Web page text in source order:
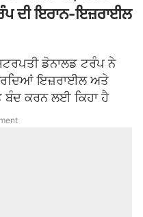
ਦੀ ਇਰਾਨ-ਇਜ਼ਰਾਈਲ
ਡੋਨਾਲਡ ਟਰੰਪ ਨੇ
ਇਜ਼ਰਾਈਲ ਅਤੇ
ਕਰਨ ਲਈ ਕਿਹਾ ਹੈ